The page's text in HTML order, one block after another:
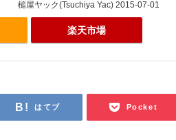
槌屋ヤック(Tsuchiya Yac) 2015-07-01
楽天市場
はてブ Pocket